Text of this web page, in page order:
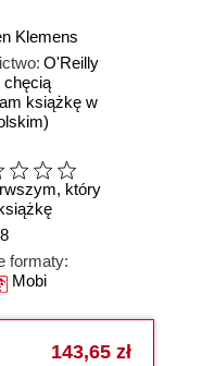
Klemens
O'Reilly
chęcią
książkę w
który
formaty:
143,65 zł